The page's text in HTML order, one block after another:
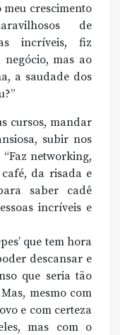
crescimento
de
incríveis, fiz
mas ao
a saudade dos
cursos, mandar
subir nos
networking,
da risada e
saber cadê
incríveis e
que tem hora
descansar e
que seria tão
mesmo com
e com certeza
mas com o